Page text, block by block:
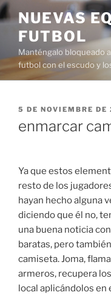
Saltar
al
contenido
NUEVAS
FUTBOL
Manténgalo bloqueado
futbol con el escudo y
PUBLICADO
5 DE NOVIEMBRE DE
enmarcar
Ya que estos
resto de los
hayan hecho alguna
diciendo que él no,
una buena noticia
baratas, pero
camiseta. Joma,
armeros, recupera
local aplicándolos